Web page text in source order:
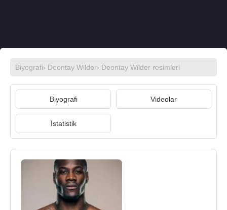
Biyografi› Deontay Wilder› Deontay Wilder resimleri
Biyografi Videolar
İstatistik